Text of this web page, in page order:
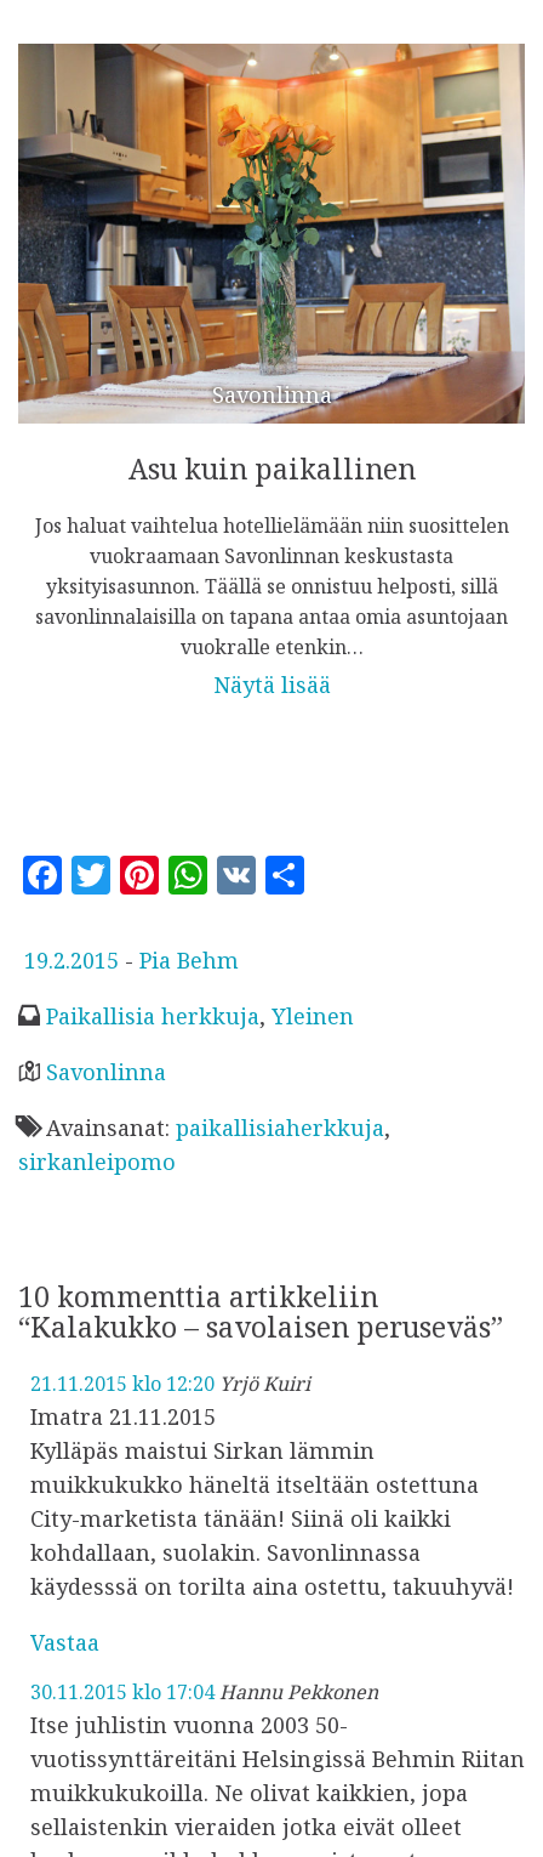
Savonlinna
Asu kuin paikallinen
Jos haluat vaihtelua hotellielämään niin suosittelen
vuokraamaan Savonlinnan keskustasta
yksityisasunnon. Täällä se onnistuu helposti, sillä
savonlinnalaisilla on tapana antaa omia asuntojaan
vuokralle etenkin…
Näytä lisää
F
c
b
o
k
T
it
r
Pi
te
es
t
W
at
A
p
V
e
J
l
k
i
s
19.2.2015 - Pia Behm
Paikallisia herkkuja, Yleinen
Savonlinna
Avainsanat: paikallisiaherkkuja,
sirkanleipomo
10 kommenttia artikkeliin
“Kalakukko – savolaisen peruseväs”
21.11.2015 klo 12:20 Yrjö Kuiri
Imatra 21.11.2015
Kylläpäs maistui Sirkan lämmin
muikkukukko häneltä itseltään ostettuna
City-marketista tänään! Siinä oli kaikki
kohdallaan, suolakin. Savonlinnassa
käydesssä on torilta aina ostettu, takuuhyvä!
Vastaa
30.11.2015 klo 17:04Hannu Pekkonen
Itse juhlistin vuonna 2003 50-
vuotissynttäreitäni Helsingissä Behmin Riitan
muikkukukoilla. Ne olivat kaikkien, jopa
sellaistenkin vieraiden jotka eivät olleet